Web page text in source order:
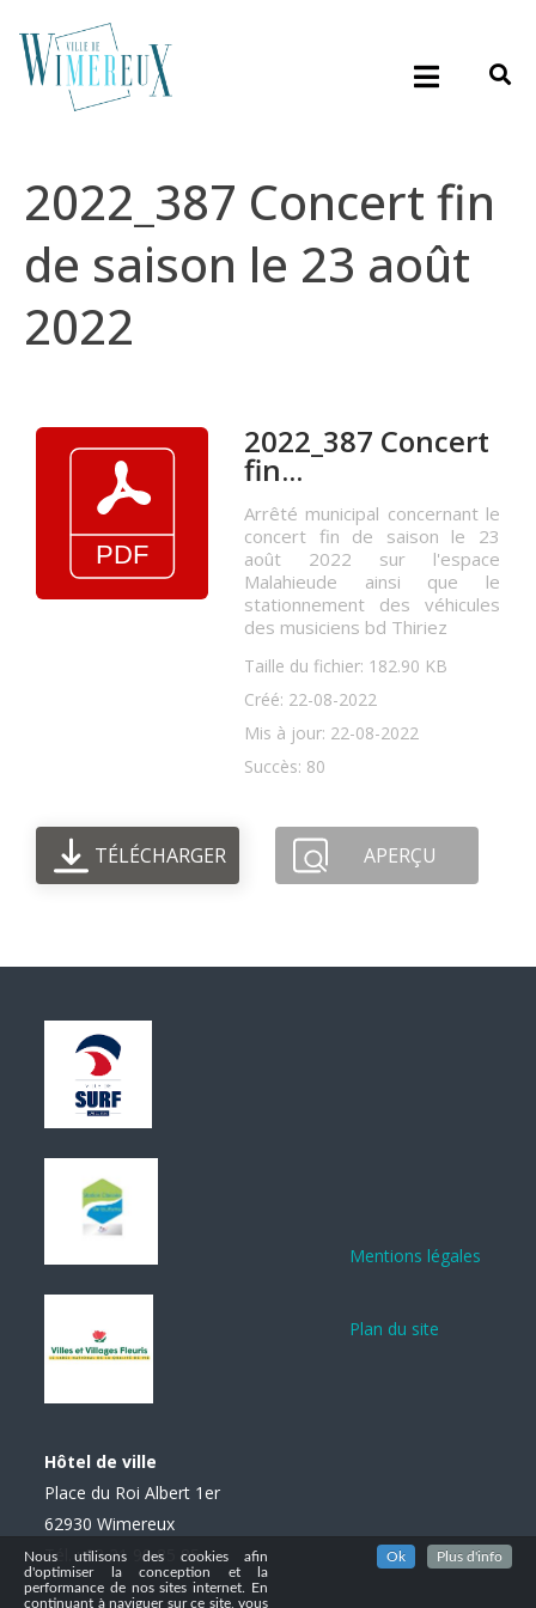
2022_387 Concert fin
de saison le 23 août
2022
2022_387 Concert
fin...
Arrêté municipal concernant le
concert fin de saison le 23
août 2022 sur l'espace
Malahieude ainsi que le
stationnement des véhicules
des musiciens bd Thiriez
Taille du fichier: 182.90 KB
Créé: 22-08-2022
Mis à jour: 22-08-2022
Succès: 80
TÉLÉCHARGER APERÇU
Hôtel de ville
Place du Roi Albert 1er
62930 Wimereux
Tél. : 03 21 99 85 85
Mentions légales
Plan du site
Nous utilisons des cookies afin
d'optimiser la conception et la
performance de nos sites internet. En
continuant à naviguer sur ce site, vous
Ok Plus d'info